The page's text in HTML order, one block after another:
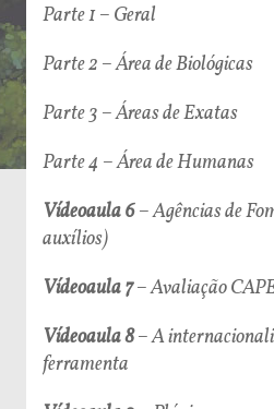
Parte 1 – Geral
Parte 2 – Área de Biológicas
Parte 3 – Áreas de Exatas
Parte 4 – Área de Humanas
Vídeoaula 6–Agências de
auxílios)
Vídeoaula 7–Avaliação
Vídeoaula 8–A
ferramenta